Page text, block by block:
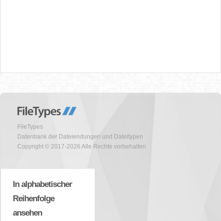
FileTypes
Datenbank der Dateiendungen und Dateitypen
Copyright © 2017-2026 Alle Rechte vorbehalten
In alphabetischer
Reihenfolge
ansehen